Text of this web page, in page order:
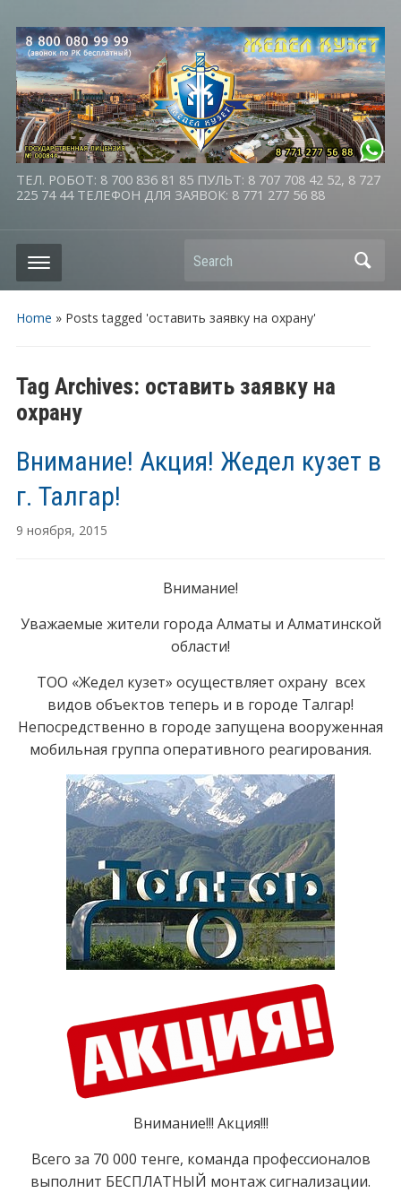
ТЕЛ. РОБОТ: 8 700 836 81 85 ПУЛЬТ: 8 707 708 42 52, 8 727
225 74 44 ТЕЛЕФОН ДЛЯ ЗАЯВОК: 8 771 277 56 88
Search
Home » Posts tagged 'оставить заявку на охрану'
Tag Archives: оставить заявку на
охрану
Внимание! Акция! Жедел кузет в
г. Талгар!
9 ноября, 2015
Внимание!
Уважаемые жители города Алматы и Алматинской
области!
ТОО «Жедел кузет» осуществляет охрану всех
видов объектов теперь и в городе Талгар!
Непосредственно в городе запущена вооруженная
мобильная группа оперативного реагирования.
Внимание!!! Акция!!!
Всего за 70 000 тенге, команда профессионалов
выполнит БЕСПЛАТНЫЙ монтаж сигнализации.